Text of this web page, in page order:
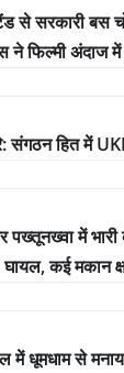
से सरकारी बस
फिल्मी अंदाज में
संगठन हित में
पख्तूनख्वा में
कई मकान
में धूमधाम से